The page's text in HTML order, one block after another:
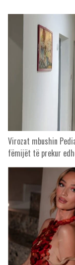
Virozat mbushin
fëmijët të prekur